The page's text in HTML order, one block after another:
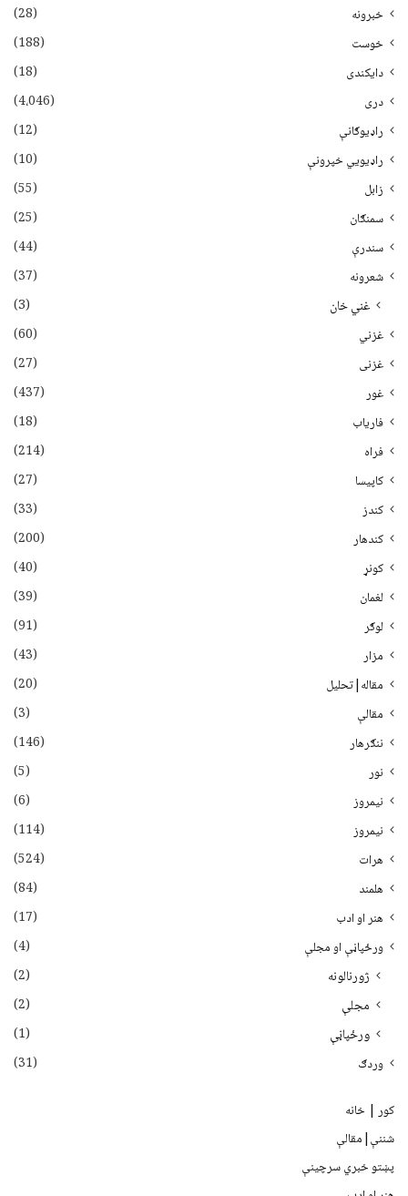
خبرونه
(28)
خوست
(188)
دایکندی
(18)
دری
(4،046)
راډیوګانې
(12)
راډیويي خپرونې
(10)
زابل
(55)
سمنګان
(25)
سندرې
(44)
شعرونه
(37)
غني خان
(3)
غزني
(60)
غزنی
(27)
غور
(437)
فاریاب
(18)
فراه
(214)
کاپیسا
(27)
کندز
(33)
کندهار
(200)
کونړ
(40)
لغمان
(39)
لوګر
(91)
مزار
(43)
مقاله|تحلیل
(20)
مقالې
(3)
ننګرهار
(146)
نور
(5)
نيمروز
(6)
نیمروز
(114)
هرات
(524)
هلمند
(84)
هنر او ادب
(17)
ورځپاڼې او مجلې
(4)
ژورنالونه
(2)
مجلې
(2)
ورځپاڼې
(1)
وردګ
(31)
کور | خانه
شننې|مقالې
پښتو خبري سرچينې